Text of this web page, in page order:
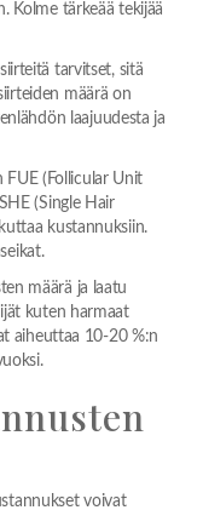
Kolme tärkeää tekijää
tarvitset, sitä
määrä on
laajuudesta ja
FUE (Follicular Unit
(Single Hair
kustannuksiin.
määrä ja laatu
kuten harmaat
aiheuttaa 10-20 %:n
voivat